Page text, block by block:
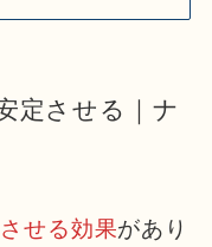
定させる｜ナ
せる効果があり